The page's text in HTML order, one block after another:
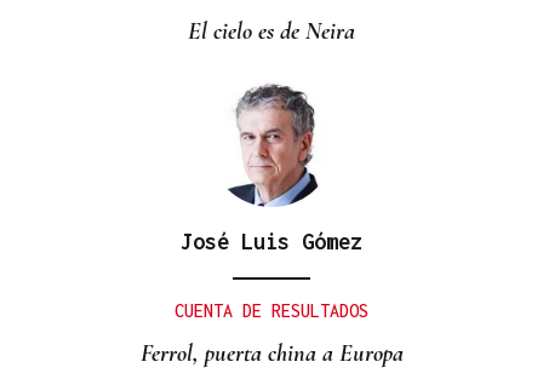
El cielo es de Neira
José Luis Gómez
CUENTA DE RESULTADOS
Ferrol, puerta china a Europa